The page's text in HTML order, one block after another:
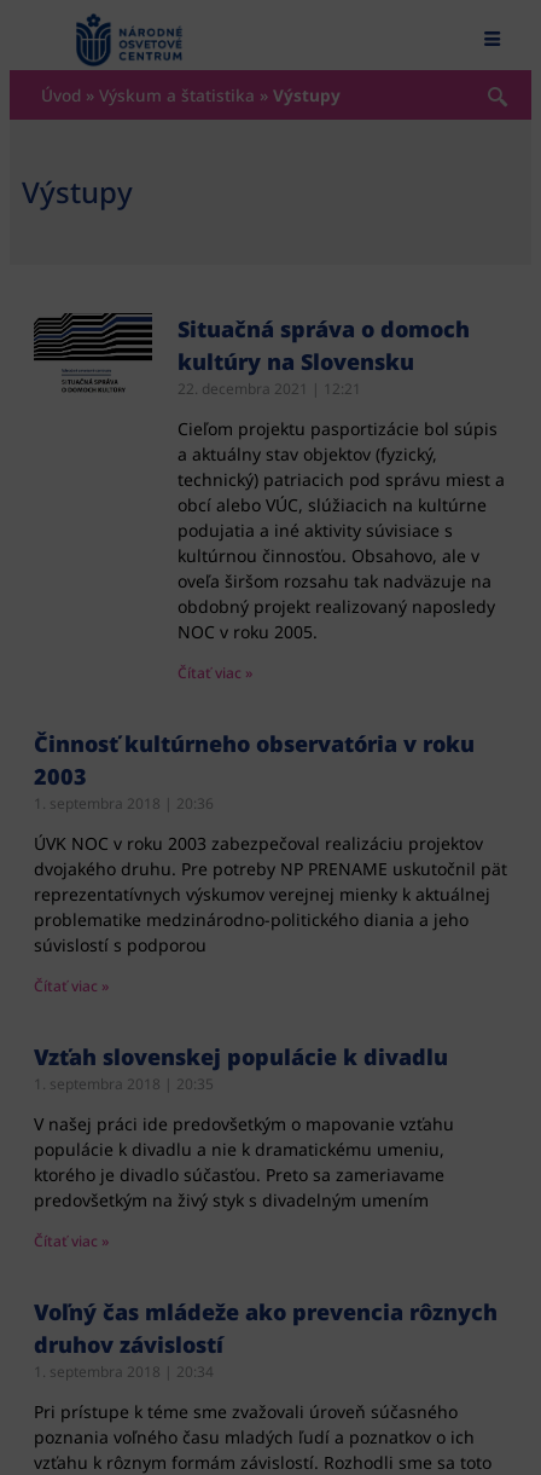
content
Úvod » Výskum a štatistika » Výstupy
Výstupy
Situačná správa o domoch
kultúry na Slovensku
22. decembra 2021 12:21
Cieľom projektu pasportizácie bol súpis
a aktuálny stav objektov (fyzický,
technický) patriacich pod správu miest a
obcí alebo VÚC, slúžiacich na kultúrne
podujatia a iné aktivity súvisiace s
kultúrnou činnosťou. Obsahovo, ale v
oveľa širšom rozsahu tak nadväzuje na
obdobný projekt realizovaný naposledy
NOC v roku 2005.
Čítať viac »
Činnosť kultúrneho observatória v roku
2003
1. septembra 2018 20:36
ÚVK NOC v roku 2003 zabezpečoval realizáciu projektov
dvojakého druhu. Pre potreby NP PRENAME uskutočnil päť
reprezentatívnych výskumov verejnej mienky k aktuálnej
problematike medzinárodno-politického diania a jeho
súvislostí s podporou
Čítať viac »
Vzťah slovenskej populácie k divadlu
1. septembra 2018 20:35
V našej práci ide predovšetkým o mapovanie vzťahu
populácie k divadlu a nie k dramatickému umeniu,
ktorého je divadlo súčasťou. Preto sa zameriavame
predovšetkým na živý styk s divadelným umením
Čítať viac »
Voľný čas mládeže ako prevencia rôznych
druhov závislostí
1. septembra 2018 20:34
Pri prístupe k téme sme zvažovali úroveň súčasného
poznania voľného času mladých ľudí a poznatkov o ich
vzťahu k rôznym formám závislostí. Rozhodli sme sa toto